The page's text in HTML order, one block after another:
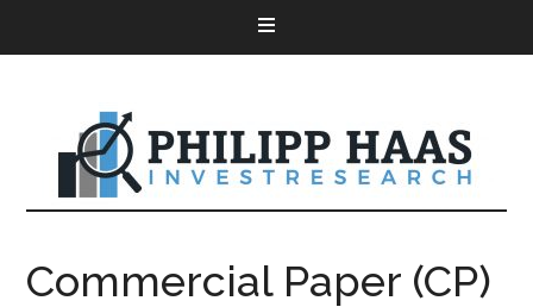
Commercial Paper (CP)